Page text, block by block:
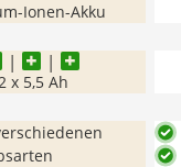
Ionen-Akku
2 x 5,5 Ah